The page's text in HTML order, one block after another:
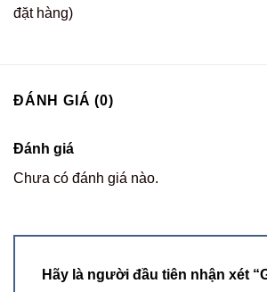
đặt hàng)
ĐÁNH GIÁ (0)
Đánh giá
Chưa có đánh giá nào.
Hãy là người đầu tiên nhận xét